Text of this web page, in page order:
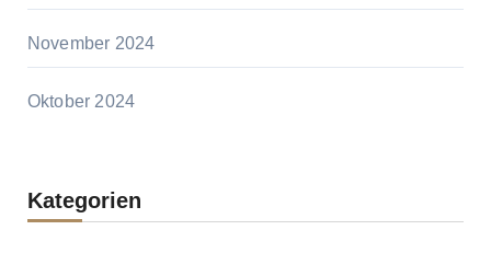
November 2024
Oktober 2024
Kategorien